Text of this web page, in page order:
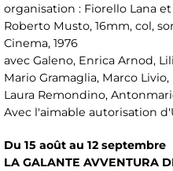
organisation : Fiorello Lana
Roberto Musto, 16mm, col,
Cinema, 1976
avec Galeno, Enrica Arnod,
Mario Gramaglia, Marco
Laura Remondino,
Avec l'aimable autorisation
Du 15 août au 12 septembre
LA GALANTE AVVENTURA